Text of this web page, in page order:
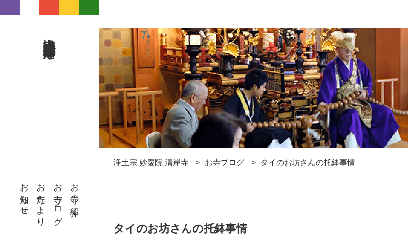
お寺の紹介
お寺ブログ
お寺だより
お知らせ
浄土宗 妙慶院 清岸寺 お寺ブログ タイのお坊さんの托鉢事情
タイのお坊さんの托鉢事情